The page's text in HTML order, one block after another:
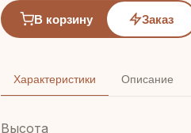
В корзину Заказ
Характеристики Описание
Высота